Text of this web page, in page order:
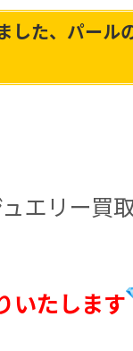
した、パール
エリー買
いたします